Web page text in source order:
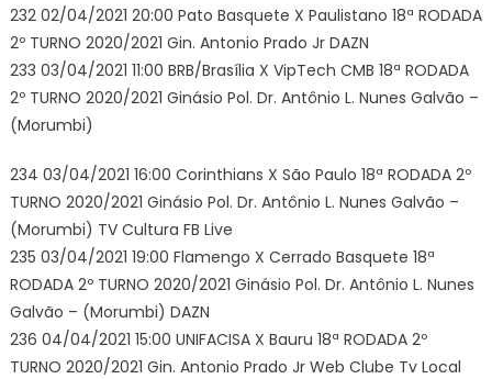
232 02/04/2021 20:00 Pato Basquete X Paulistano 18ª RODADA
2º TURNO 2020/2021 Gin. Antonio Prado Jr DAZN
233 03/04/2021 11:00 BRB/Brasília X VipTech CMB 18ª RODADA
2º TURNO 2020/2021 Ginásio Pol. Dr. Antônio L. Nunes Galvão –
(Morumbi)
234 03/04/2021 16:00 Corinthians X São Paulo 18ª RODADA 2º
TURNO 2020/2021 Ginásio Pol. Dr. Antônio L. Nunes Galvão –
(Morumbi) TV Cultura FB Live
235 03/04/2021 19:00 Flamengo X Cerrado Basquete 18ª
RODADA 2º TURNO 2020/2021 Ginásio Pol. Dr. Antônio L. Nunes
Galvão – (Morumbi) DAZN
236 04/04/2021 15:00 UNIFACISA X Bauru 18ª RODADA 2º
TURNO 2020/2021 Gin. Antonio Prado Jr Web Clube Tv Local